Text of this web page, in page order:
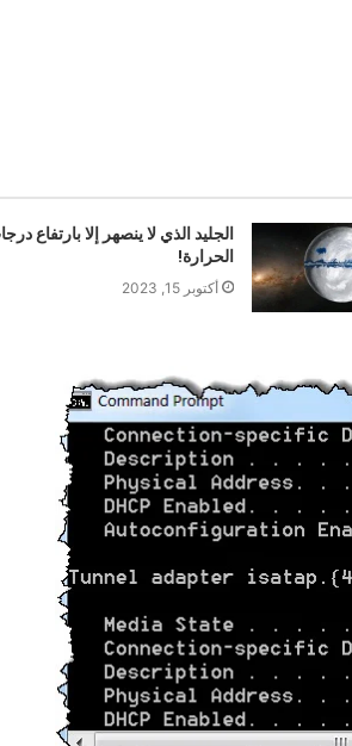
الجليد الذي لا ينصهر إلا بارتفاع
الحرارة!
أكتوبر 15, 2023